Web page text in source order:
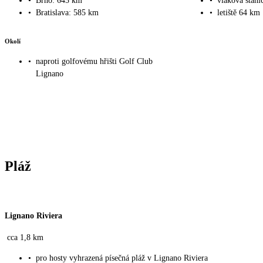
• Bratislava: 585 km
• letiště 64 km
Okolí
• naproti golfovému hřišti Golf Club
Lignano
Pláž
Lignano Riviera
cca 1,8 km
• pro hosty vyhrazená písečná pláž v Lignano Riviera